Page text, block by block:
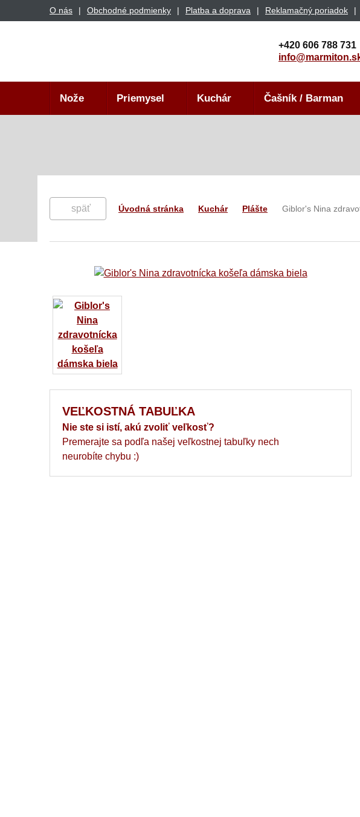
O nás Obchodné podmienky Platba a doprava Reklamačný poriadok
+420 606 788 731
Nože Priemysel Kuchár Čašník / Barman
späť Úvodná stránka Kuchár Plášte Giblor's Nina
VEĽKOSTNÁ TABUĽKA
Nie ste si istí, akú zvoliť veľkosť?
Premerajte sa podľa našej veľkostnej tabuľky nech
neurobíte chybu :)